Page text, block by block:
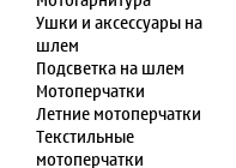
Ушки и аксессуары на
шлем
Подсветка на шлем
Мотоперчатки
Летние мотоперчатки
Текстильные
мотоперчатки